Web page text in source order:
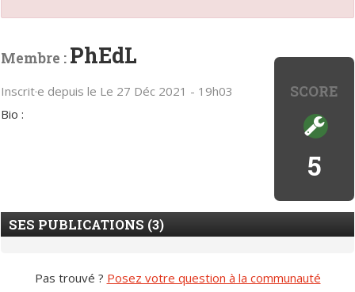
SCORE
5
Membre : PhEdL
Inscrit·e depuis le Le 27 Déc 2021 - 19h03
Bio :
SES PUBLICATIONS (3)
Pas trouvé ? Posez votre question à la communauté